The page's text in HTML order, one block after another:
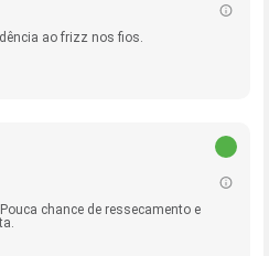
ao frizz nos fios.
chance de ressecamento e